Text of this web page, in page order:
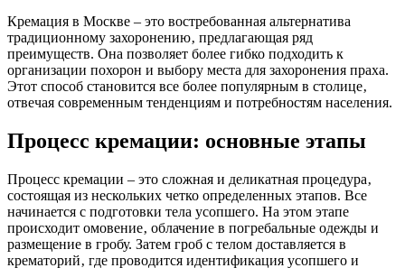
Кремация в Москве – это востребованная альтернатива
традиционному захоронению‚ предлагающая ряд
преимуществ. Она позволяет более гибко подходить к
организации похорон и выбору места для захоронения праха.
Этот способ становится все более популярным в столице‚
отвечая современным тенденциям и потребностям населения.
Процесс кремации: основные этапы
Процесс кремации – это сложная и деликатная процедура‚
состоящая из нескольких четко определенных этапов. Все
начинается с подготовки тела усопшего. На этом этапе
происходит омовение‚ облачение в погребальные одежды и
размещение в гробу. Затем гроб с телом доставляется в
крематорий‚ где проводится идентификация усопшего и